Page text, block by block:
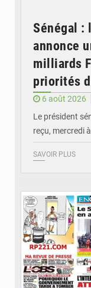
Sénégal :
annonce
milliards
priorités
6 août 2026
Le président
reçu, mercredi
SAVOIR PLUS